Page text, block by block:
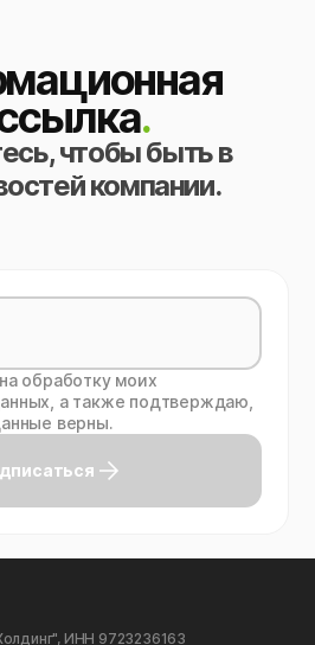
.
чтобы быть в
компании.
обработку моих
а также подтверждаю,
верны.
ИНН 9723236163